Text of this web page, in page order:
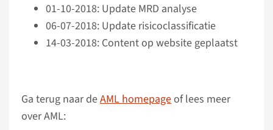
01-10-2018: Update MRD analyse
06-07-2018: Update risicoclassificatie
14-03-2018: Content op website geplaatst
Ga terug naar deAML homepageof lees meer
over AML: